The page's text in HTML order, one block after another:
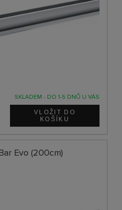
SKLADEM - DO 1-5 DNŮ U VÁS
Evo (200cm)